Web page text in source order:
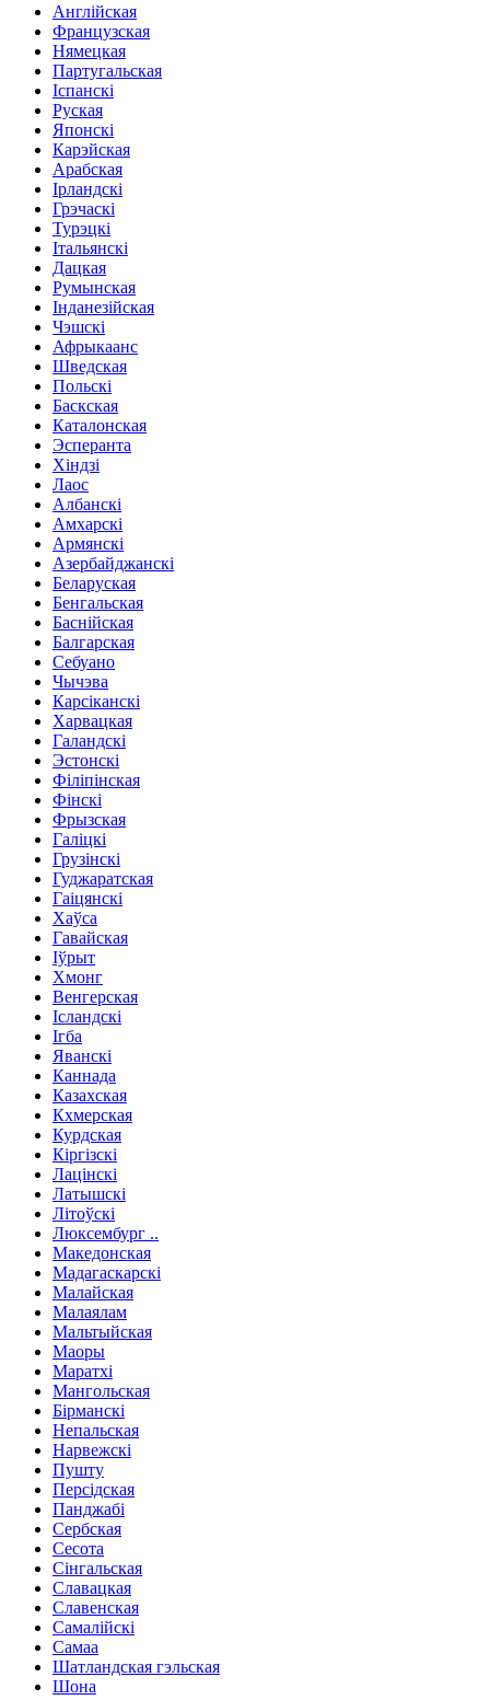
Англійская
Французская
Нямецкая
Партугальская
Іспанскі
Руская
Японскі
Карэйская
Арабская
Ірландскі
Грэчаскі
Турэцкі
Італьянскі
Дацкая
Румынская
Інданезійская
Чэшскі
Афрыкаанс
Шведская
Польскі
Баскская
Каталонская
Эсперанта
Хіндзі
Лаос
Албанскі
Амхарскі
Армянскі
Азербайджанскі
Беларуская
Бенгальская
Баснійская
Балгарская
Себуано
Чычэва
Карсіканскі
Харвацкая
Галандскі
Эстонскі
Філіпінская
Фінскі
Фрызская
Галіцкі
Грузінскі
Гуджаратская
Гаіцянскі
Хаўса
Гавайская
Іўрыт
Хмонг
Венгерская
Ісландскі
Ігба
Яванскі
Каннада
Казахская
Кхмерская
Курдская
Кіргізскі
Лацінскі
Латышскі
Літоўскі
Люксембург ..
Македонская
Мадагаскарскі
Малайская
Малаялам
Мальтыйская
Маоры
Маратхі
Мангольская
Бірманскі
Непальская
Нарвежскі
Пушту
Персідская
Панджабі
Сербская
Сесота
Сінгальская
Славацкая
Славенская
Самалійскі
Самаа
Шатландская гэльская
Шона